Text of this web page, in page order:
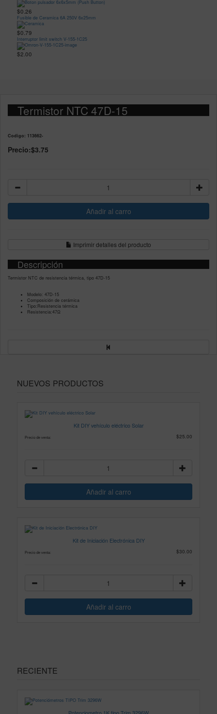
$0.26
Fusible de Ceramica 6A 250V 6x25mm
$0.79
Interruptor limit switch V-155-1C25
$2.00
Termistor NTC 47D-15
Codigo: 113662-
Precio:$3.75
Imprimir detalles del producto
Descripción
Termistor NTC de resistencia térmica, tipo 47D-15
Modelo: 47D-15
Composición de cerámica
Tipo:Resistencia térmica
Resistencia:47Ω
NUEVOS PRODUCTOS
Kit DIY vehículo eléctrico Solar
Precio de venta: $25.00
Kit de Iniciación Electrónica DIY
Precio de venta: $30.00
RECIENTE